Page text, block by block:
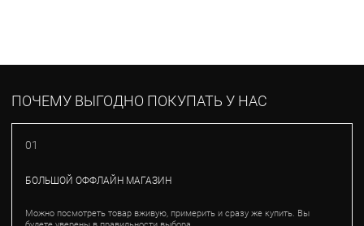
ПОЧЕМУ ВЫГОДНО ПОКУПАТЬ У НАС
01
БОЛЬШОЙ ОФФЛАЙН МАГАЗИН
Можно посмотреть товар вживую, примерить и сразу же купить. Вы